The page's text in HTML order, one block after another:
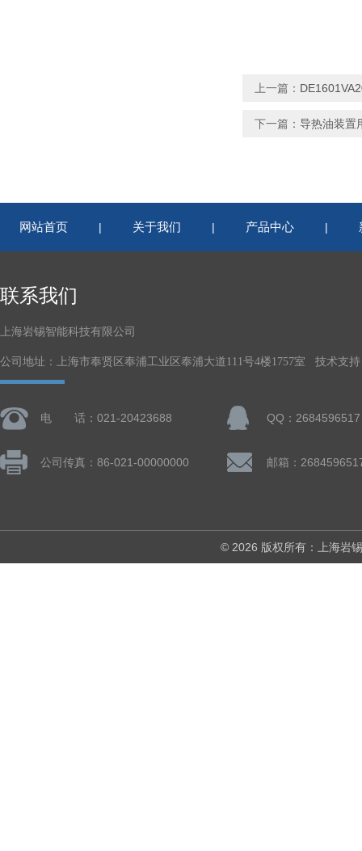
上一篇：
下一篇： 导热油装置
网站首页 | 关于我们 | 产品中心 |
联系我们
上海岩锡智能科技有限公司
公司地址：上海市奉贤区奉浦工业区奉浦大道111号4楼1757室 技术支
电 话：021-20423688 QQ：2684596517
公司传真：86-021-00000000 邮箱：
© 2026 版权所有：上海岩